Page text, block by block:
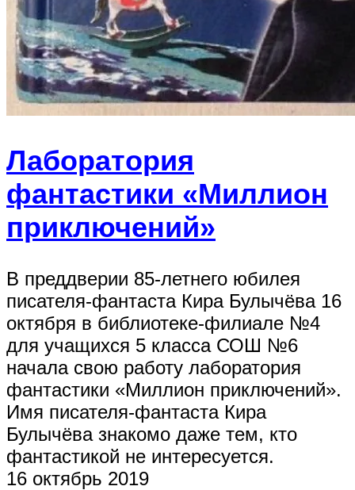
Лаборатория
фантастики «Миллион
приключений»
В преддверии 85-летнего юбилея
писателя-фантаста Кира Булычёва 16
октября в библиотеке-филиале №4
для учащихся 5 класса СОШ №6
начала свою работу лаборатория
фантастики «Миллион приключений».
Имя писателя-фантаста Кира
Булычёва знакомо даже тем, кто
фантастикой не интересуется.
16 октябрь 2019